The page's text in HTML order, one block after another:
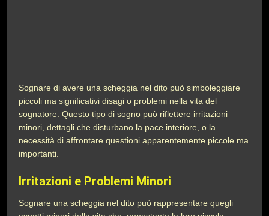
Sognare di avere una scheggia nel dito può simboleggiare
piccoli ma significativi disagi o problemi nella vita del
sognatore. Questo tipo di sogno può riflettere irritazioni
minori, dettagli che disturbano la pace interiore, o la
necessità di affrontare questioni apparentemente piccole ma
importanti.
Irritazioni e Problemi Minori
Sognare una scheggia nel dito può rappresentare quegli